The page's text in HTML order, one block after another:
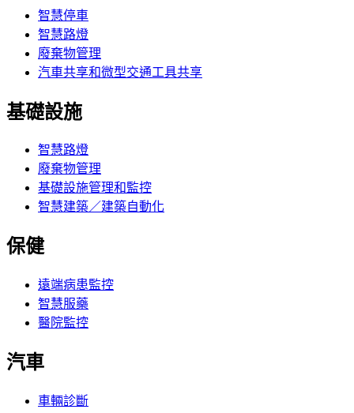
智慧停車
智慧路燈
廢棄物管理
汽車共享和微型交通工具共享
基礎設施
智慧路燈
廢棄物管理
基礎設施管理和監控
智慧建築／建築自動化
保健
遠端病患監控
智慧服藥
醫院監控
汽車
車輛診斷